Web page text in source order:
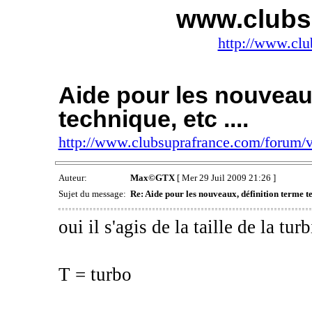
http://
Aide pour les
technique, etc ....
http://www.clubsuprafrance.com/
Auteur: Max©GTX[ Mer 29 Juil 2009 21:26 ]
Sujet du message: Re: Aide pour les nouveaux, définition terme
oui il s'agis de la taille de la
T = turbo